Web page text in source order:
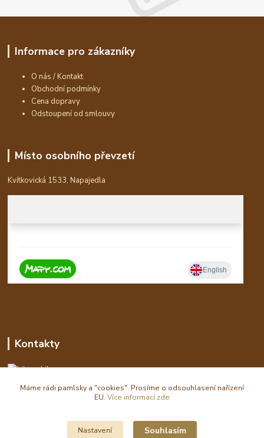
Informace pro zákazníky
O nás / Kontakt
Obchodní podmínky
Cena dopravy
Odstoupení od smlouvy
Místo osobního převzetí
Kvítkovická 1533, Napajedla
Kontakty
Libor
eshop(zavináč)waldi.cz
Máme rádi pamlsky a "cookies". Prosíme o odsouhlasení nařízení
EU. Více informací zde
Nastavení Souhlasím